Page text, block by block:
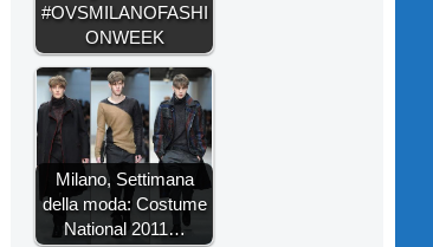
#OVSMILANOFASHI
ONWEEK
Milano, Settimana
della moda: Costume
National 2011…